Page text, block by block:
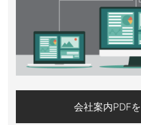
会社案内PDF